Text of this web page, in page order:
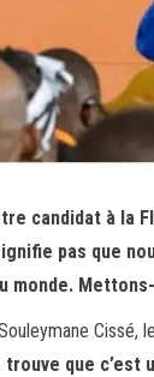
candidat à la
pas que
monde.
Cissé,
que